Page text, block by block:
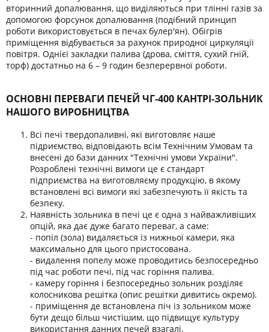
вторинний допалювання, що виділяються при тлінні газів за
допомогою форсунок допалювання (подібний принцип
роботи використовується в печах булер'ян). Обігрів
приміщення відбувається за рахунок природної циркуляції
повітря. Однієї закладки палива (дрова, сміття, сухий гній,
торф) достатньо на 6 – 9 годин безперервної роботи.
ОСНОВНІ ПЕРЕВАГИ ПЕЧЕЙ ЧГ-400 КАНТРІ-ЗОЛЬНИК
НАШОГО ВИРОБНИЦТВА
Всі печі твердопаливні, які виготовляє наше
підриємство, відповідають всім Технічним Умовам та
внесені до бази данних "Технічні умови України".
Розроблені технічні вимоги це є стандарт
підприємства на виготовляєму продукцію, в якому
встановлені всі вимоги які забезпечують її якість та
безпеку.
Наявність зольника в печі це є одна з найважливіших
опцій, яка дає дуже багато переваг, а саме:
- попіл (зола) видаляється із нижньої камери, яка
максимально для цього пристосована.
- видалення попелу може проводитись безпосередньо
під час роботи печі, під час горіння палива.
- камеру горіння і безпосередньо зольник розділяє
колосникова решітка (опис решітки дивитись окремо).
- приміщення де встановлена піч із зольником може
бути дещо більш чистішим, що підвищує культуру
використання данних печей взагалі.